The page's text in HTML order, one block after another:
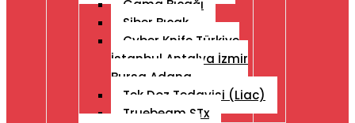
Gama Bıçağı
Siber Bıçak
Cyber ​​Knife Türkiye
İstanbul Antalya İzmir
Bursa Adana
Tek Doz Tedavisi (Liac)
Truebeam STx